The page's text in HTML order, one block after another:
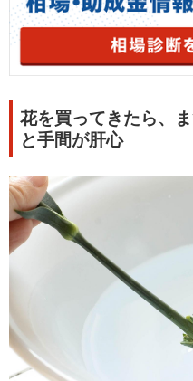
花を買ってきたら、
と手間が肝心